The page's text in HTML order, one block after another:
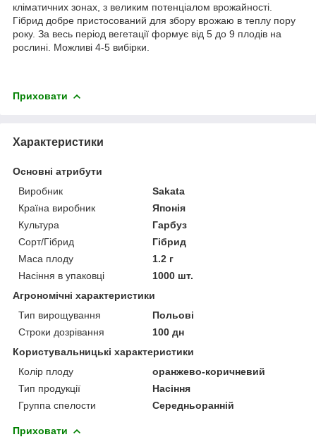
кліматичних зонах, з великим потенціалом врожайності.
Гібрид добре пристосований для збору врожаю в теплу пору
року. За весь період вегетації формує від 5 до 9 плодів на
рослині. Можливі 4-5 вибірки.
Приховати
Характеристики
Основні атрибути
Виробник
Sakata
Країна виробник
Японія
Культура
Гарбуз
Сорт/Гібрид
Гібрид
Маса плоду
1.2 г
Насіння в упаковці
1000 шт.
Агрономічні характеристики
Тип вирощування
Польові
Строки дозрівання
100 дн
Користувальницькі характеристики
Колір плоду
оранжево-коричневий
Тип продукції
Насіння
Группа спелости
Середньоранній
Приховати